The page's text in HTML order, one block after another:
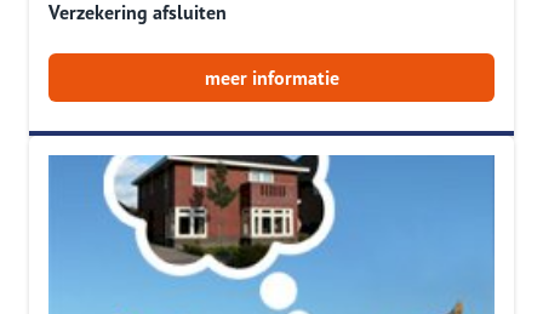
Verzekering afsluiten
meer informatie